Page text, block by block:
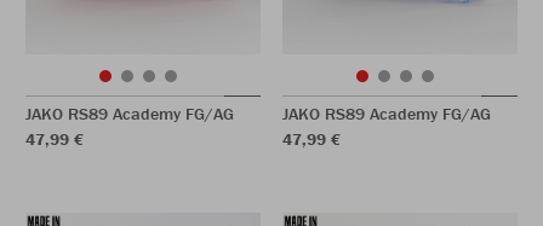
JAKO RS89 Academy FG/AG
47,99 €
JAKO RS89 Academy FG/AG
47,99 €